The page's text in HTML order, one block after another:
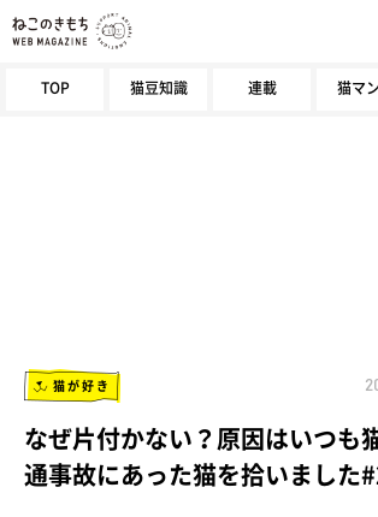
TOP 猫豆知識 連載 猫マ
猫が好き
なぜ片付かない？原因はいつも
通事故にあった猫を拾いました